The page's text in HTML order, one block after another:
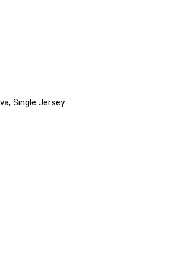
Single Jersey